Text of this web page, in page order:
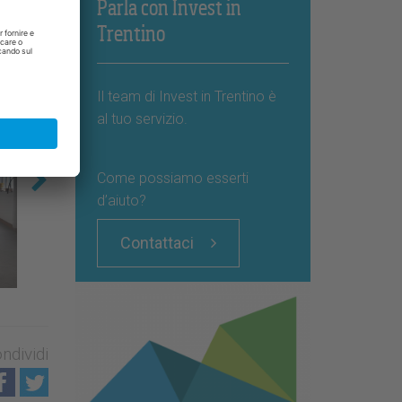
Parla con Invest in
Trentino
Il team di Invest in Trentino è
al tuo servizio.
Come possiamo esserti
d’aiuto?
Contattaci